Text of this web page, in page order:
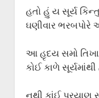
હતો હું ય સૂર્ય
ઘણીવાર
આ હૃદય સમો
કોઈ કાળે
નથી કાંઈ પ્રયાણ